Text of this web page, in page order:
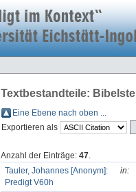
Textbestandteile:
Eine Ebene nach oben ...
Exportieren als
Anzahl der Einträge: 47.
Tauler, Johannes [Anonym]:
Predigt V60h
in: